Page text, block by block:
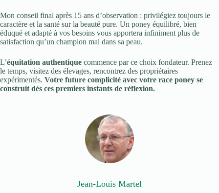
Mon conseil final après 15 ans d’observation : privilégiez toujours le
caractère et la santé sur la beauté pure. Un poney équilibré, bien
éduqué et adapté à vos besoins vous apportera infiniment plus de
satisfaction qu’un champion mal dans sa peau.
L’équitation authentique commence par ce choix fondateur. Prenez
le temps, visitez des élevages, rencontrez des propriétaires
expérimentés. Votre future complicité avec votre race poney se
construit dès ces premiers instants de réflexion.
Jean-Louis Martel